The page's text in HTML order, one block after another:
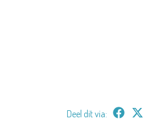
Deel dit via: